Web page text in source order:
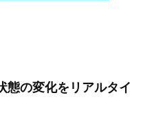
態の変化をリアルタイ